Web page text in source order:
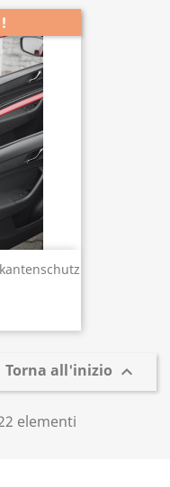
Torna all'inizio 
elementi